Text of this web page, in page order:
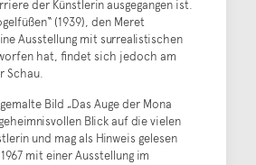
der Künstlerin ausgegangen ist.
(1939), den Meret
Ausstellung mit surrealistischen
hat, findet sich jedoch am
Schau.
Bild „Das Auge der Mona
Blick auf die vielen
und mag als Hinweis gelesen
mit einer Ausstellung im